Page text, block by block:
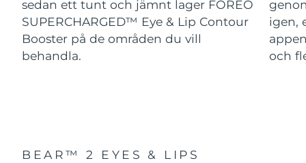
sedan ett tunt och jämnt lager FOREO
SUPERCHARGED™ Eye & Lip Contour
Booster på de områden du vill
behandla.
igen,
och
BEAR™ 2 EYES & LIPS